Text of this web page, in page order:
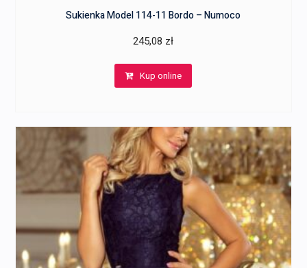
Sukienka Model 114-11 Bordo – Numoco
245,08 zł
Kup online